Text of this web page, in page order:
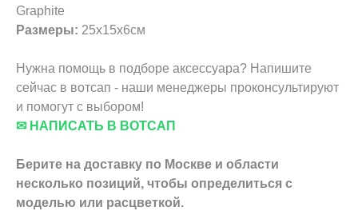
Graphite
Размеры: 25x15x6см
Нужна помощь в подборе аксессуара? Напишите
сейчас в вотсап - наши менеджеры проконсультируют
и помогут с выбором!
✉ НАПИСАТЬ В ВОТСАП
Берите на доставку по Москве и области
несколько позиций, чтобы определиться с
моделью или расцветкой.